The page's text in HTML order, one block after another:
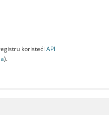
koristeći API
).